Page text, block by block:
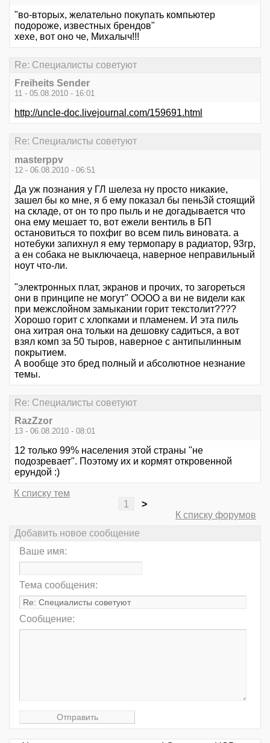
"во-вторых, желательно покупать компьютер
подороже, известных брендов"
хехе, вот оно че, Михалыч!!!
Re: Специалисты советуют
Freiheits Sender
11 - 05.08.2010 - 16:01
http://uncle-doc.livejournal.com/159691.html
Re: Специалисты советуют
masterppv
12 - 06.08.2010 - 06:51
Да уж познания у ГЛ шелеза ну просто никакие,
зашел бы ко мне, я б ему показал бы пень3й стоящий
на складе, от он то про пыль и не догадывается что
она ему мешает то, вот ежели вентиль в БП
остановиться то похфиг во всем пиль виновата. а
нотебуки запихнул я ему термопару в радиатор, 93гр,
а ен собака не выключаеца, наверное неправильный
ноут что-ли.
"электронных плат, экранов и прочих, то загореться
они в принципе не могут" ОООО а ви не видели как
при межслойном замыкании горит текстолит????
Хорошо горит с хлопками и пламенем. И эта пиль
она хитрая она тольки на дешовку садиться, а вот
взял комп за 50 тыров, наверное с антипылинным
покрытием.
А вообще это бред полный и абсолютное незнание
темы.
Re: Специалисты советуют
RazZzor
13 - 06.08.2010 - 08:01
12 только 99% населения этой страны "не
подозревает". Поэтому их и кормят откровенной
ерундой :)
К списку тем
1
>
К списку форумов
Добавить новое сообщение
Ваше имя:
Тема сообщения:
Сообщение: